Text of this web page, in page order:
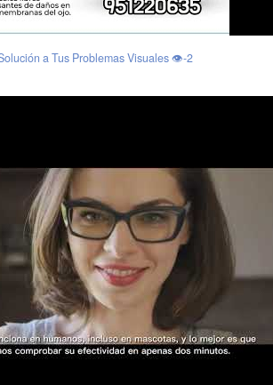
a Tus Problemas Visuales 👁️-2